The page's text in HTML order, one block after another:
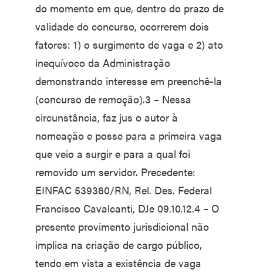
do momento em que, dentro do prazo de
validade do concurso, ocorrerem dois
fatores: 1) o surgimento de vaga e 2) ato
inequívoco da Administração
demonstrando interesse em preenchê-la
(concurso de remoção).3 – Nessa
circunstância, faz jus o autor à
nomeação e posse para a primeira vaga
que veio a surgir e para a qual foi
removido um servidor. Precedente:
EINFAC 539360/RN, Rel. Des. Federal
Francisco Cavalcanti, DJe 09.10.12.4 – O
presente provimento jurisdicional não
implica na criação de cargo público,
tendo em vista a existência de vaga